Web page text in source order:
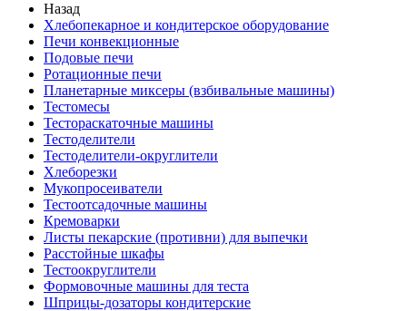
Назад
Хлебопекарное и кондитерское оборудование
Печи конвекционные
Подовые печи
Ротационные печи
Планетарные миксеры (взбивальные машины)
Тестомесы
Тестораскаточные машины
Тестоделители
Тестоделители-округлители
Хлеборезки
Мукопросеиватели
Тестоотсадочные машины
Кремоварки
Листы пекарские (противни) для выпечки
Расстойные шкафы
Тестоокруглители
Формовочные машины для теста
Шприцы-дозаторы кондитерские